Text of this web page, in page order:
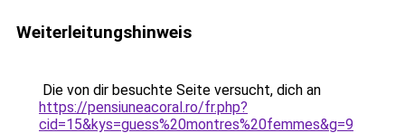
Weiterleitungshinweis
Die von dir besuchte Seite versucht, dich an
https://pensiuneacoral.ro/fr.php?
cid=15&kys=guess%20montres%20femmes&g=9